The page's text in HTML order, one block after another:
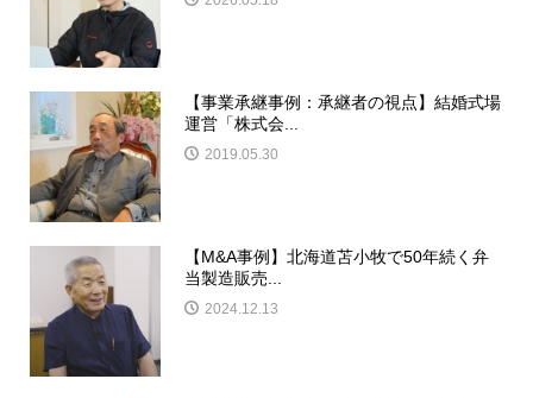
【事業承継事例：承継者の視点】結婚式場
運営「株式会...
2019.05.30
【M&A事例】北海道苫小牧で50年続く弁
当製造販売...
2024.12.13